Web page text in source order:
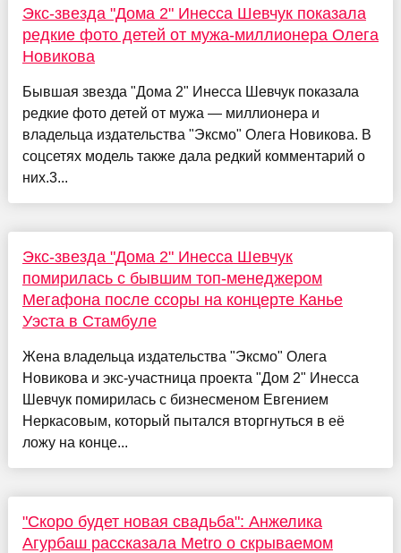
Экс-звезда "Дома 2" Инесса Шевчук показала
редкие фото детей от мужа-миллионера Олега
Новикова
Бывшая звезда "Дома 2" Инесса Шевчук показала
редкие фото детей от мужа — миллионера и
владельца издательства "Эксмо" Олега Новикова. В
соцсетях модель также дала редкий комментарий о
них.3...
Экс-звезда "Дома 2" Инесса Шевчук
помирилась с бывшим топ-менеджером
Мегафона после ссоры на концерте Канье
Уэста в Стамбуле
Жена владельца издательства "Эксмо" Олега
Новикова и экс-участница проекта "Дом 2" Инесса
Шевчук помирилась с бизнесменом Евгением
Неркасовым, который пытался вторгнуться в её
ложу на конце...
"Скоро будет новая свадьба": Анжелика
Агурбаш рассказала Metro о скрываемом